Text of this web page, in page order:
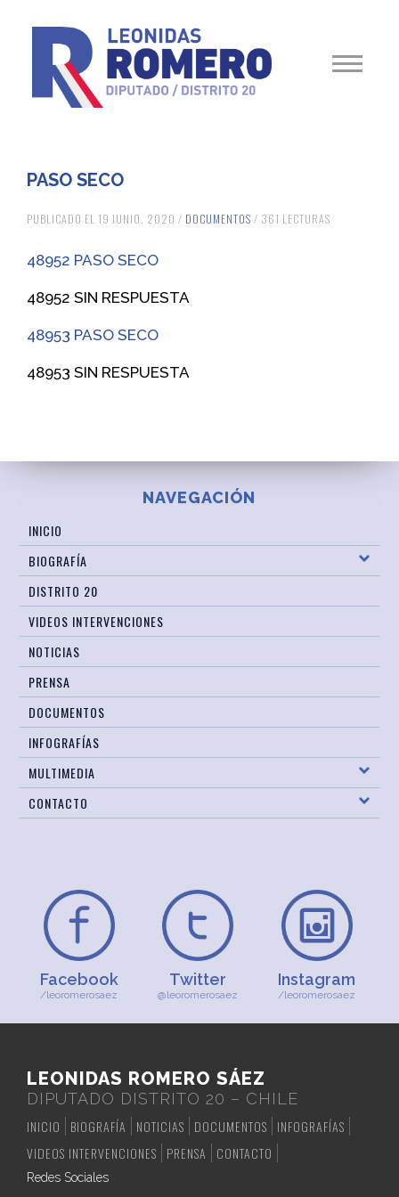
PASO SECO
PUBLICADO EL 19 JUNIO, 2020 / DOCUMENTOS / 361 LECTURAS
48952 PASO SECO
48952 SIN RESPUESTA
48953 PASO SECO
48953 SIN RESPUESTA
NAVEGACIÓN
INICIO
BIOGRAFÍA
DISTRITO 20
VIDEOS INTERVENCIONES
NOTICIAS
PRENSA
DOCUMENTOS
INFOGRAFÍAS
MULTIMEDIA
CONTACTO
Facebook
/leoromerosaez
Twitter
@leoromerosaez
Instagram
/leoromerosaez
LEONIDAS ROMERO SÁEZ
DIPUTADO DISTRITO 20 – CHILE
INICIO
BIOGRAFÍA NOTICIAS DOCUMENTOS
INFOGRAFÍAS
VIDEOS INTERVENCIONES
PRENSA CONTACTO
Redes Sociales